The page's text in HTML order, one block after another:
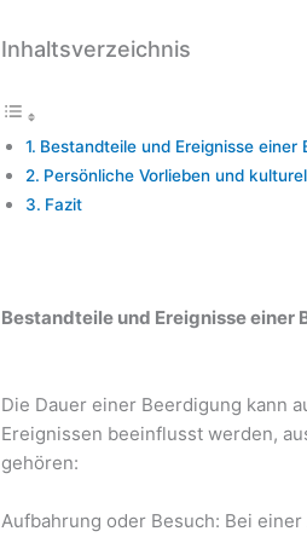
Inhaltsverzeichnis
Bestandteile und Ereignisse einer
Persönliche Vorlieben und
Fazit
Bestandteile und Ereignisse einer
Die Dauer einer Beerdigung kann
Ereignissen beeinflusst werden,
gehören:
Aufbahrung oder Besuch: Bei